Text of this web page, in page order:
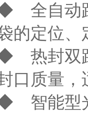
全自动
的定位、
热封双
口质量，
智能型